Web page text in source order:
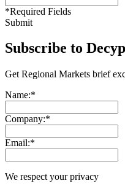
*Required Fields
Submit
Subscribe to
Get Regional Markets brief
Name:*
Company:*
Email:*
We respect your privacy